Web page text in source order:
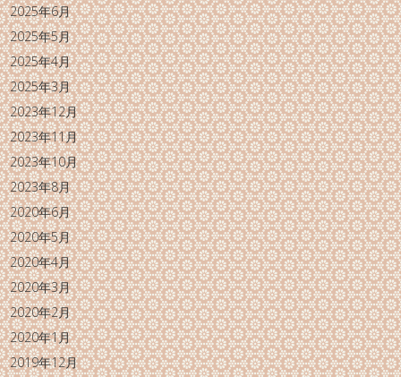
2025年6月
2025年5月
2025年4月
2025年3月
2023年12月
2023年11月
2023年10月
2023年8月
2020年6月
2020年5月
2020年4月
2020年3月
2020年2月
2020年1月
2019年12月